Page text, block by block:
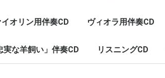
イオリン用伴奏CD ヴィオラ用伴奏CD
実な羊飼い」伴奏CD リスニングCD